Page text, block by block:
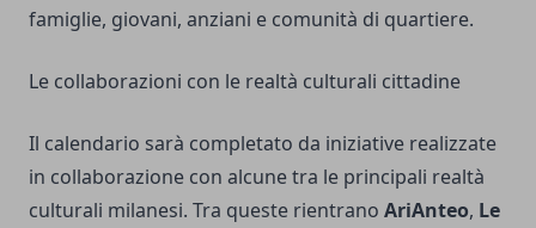
famiglie, giovani, anziani e comunità di quartiere.
Le collaborazioni con le realtà culturali cittadine
Il calendario sarà completato da iniziative realizzate
in collaborazione con alcune tra le principali realtà
culturali milanesi. Tra queste rientrano AriAnteo, Le